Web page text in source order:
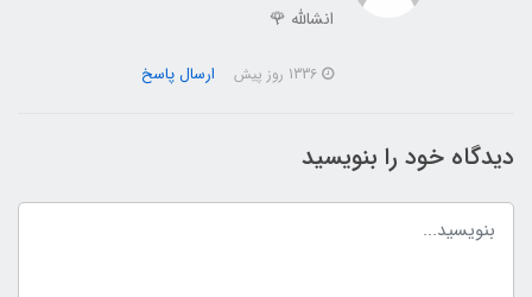
انشالله 🌹
ارسال پاسخ
دیدگاه خود را بنویسید